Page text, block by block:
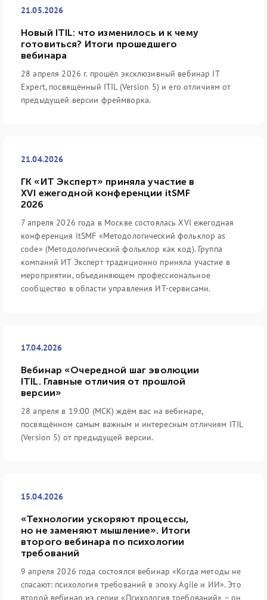
21.05.2026
Новый ITIL: что изменилось и к чему
готовиться? Итоги прошедшего
вебинара
28 апреля 2026 г. прошёл эксклюзивный вебинар IT
Expert, посвящённый ITIL (Version 5) и его отличиям от
предыдущей версии фреймворка.
21.04.2026
ГК «ИТ Эксперт» приняла участие в
XVI ежегодной конференции itSMF
2026
7 апреля 2026 года в Москве состоялась XVI ежегодная
конференция itSMF «Методологический фольклор as
code» (Методологический фольклор как код). Группа
компаний ИТ Эксперт традиционно приняла участие в
мероприятии, объединяющем профессиональное
сообщество в области управления ИТ-сервисами.
17.04.2026
Вебинар «Очередной шаг эволюции
ITIL. Главные отличия от прошлой
версии»
28 апреля в 19:00 (МСК) ждём вас на вебинаре,
посвящённом самым важным и интересным отличиям ITIL
(Version 5) от предыдущей версии.
15.04.2026
«Технологии ускоряют процессы,
но не заменяют мышление». Итоги
второго вебинара по психологии
требований
9 апреля 2026 года состоялся вебинар «Когда методы не
спасают: психология требований в эпоху Agile и ИИ». Это
второй вебинар из серии «Психология требований» – он